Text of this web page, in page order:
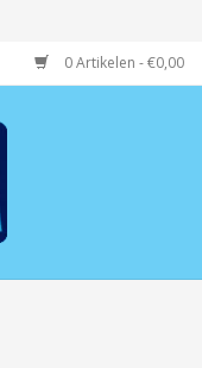
0 Artikelen - €0,00